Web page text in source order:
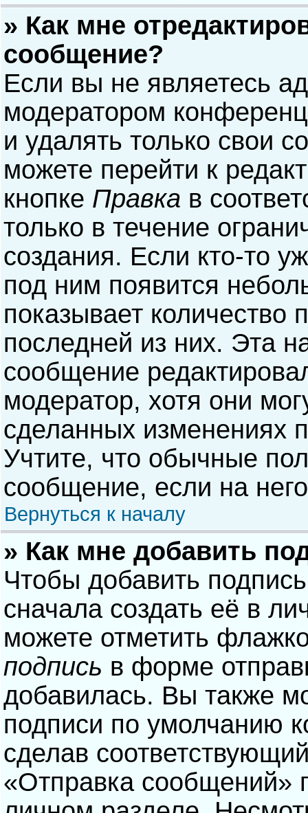
» Как мне
сообщение?
Если вы не являетесь
модератором
и удалять только свои
можете перейти к
кнопке Правка в
только в течение
создания. Если кто-то
под ним появится
показывает количество
последней из них. Эта
сообщение
модератор, хотя они
сделанных изменениях
Учтите, что обычные
сообщение, если на
Вернуться к началу
» Как мне добавить
Чтобы добавить
сначала создать её в
можете отметить
подпись в форме
добавилась. Вы также
подписи по умолчанию
сделав
«Отправка сообщений»